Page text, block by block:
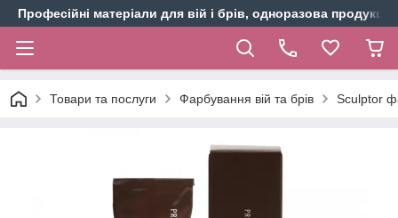
Професійні матеріали для вій і брів, одноразова продукція
Товари та послуги Фарбування вій та брів Sculptor